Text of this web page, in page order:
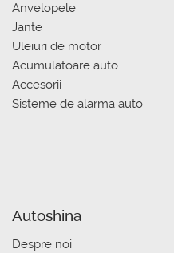
Anvelopele
Jante
Uleiuri de motor
Acumulatoare auto
Accesorii
Sisteme de alarma auto
Autoshina
Despre noi